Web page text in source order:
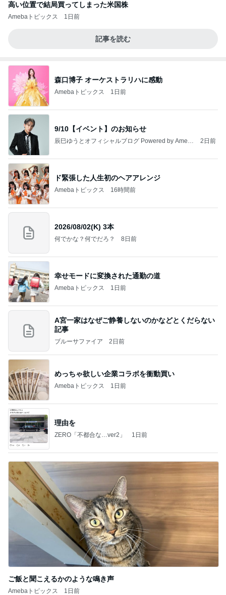
高い位置で結局買ってしまった米国株
Amebaトピックス 1日前
記事を読む
森口博子 オーケストラリハに感動
Amebaトピックス 1日前
9/10【イベント】のお知らせ
辰巳ゆうとオフィシャルブログ Powered by Ameb
2日前
ド緊張した人生初のヘアアレンジ
Amebaトピックス 16時間前
2026/08/02(K) 3本
何でかな？何でだろ？ 8日前
幸せモードに変換された通勤の道
Amebaトピックス 1日前
A宮一家はなぜご静養しないのかなどとくだらない
記事
ブルーサファイア 2日前
めっちゃ欲しい企業コラボを衝動買い
Amebaトピックス 1日前
理由を
ZERO「不都合な…ver2」 1日前
ご飯と聞こえるかのような鳴き声
Amebaトピックス 1日前